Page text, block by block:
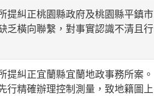
糾正桃園縣政府及桃園縣平鎮市
乏橫向聯繫，對事實認識不清且行
糾正宜蘭縣宜蘭地政事務所案。
行精確辦理控制測量，致地籍圖上